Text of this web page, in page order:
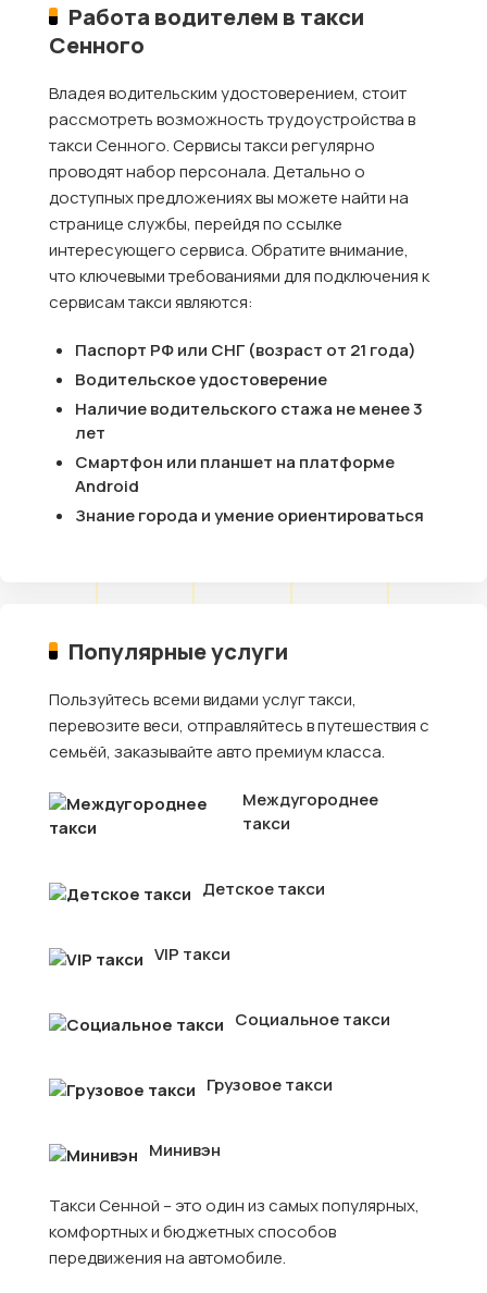
Работа водителем в такси
Сенного
Владея водительским удостоверением, стоит
рассмотреть возможность трудоустройства в
такси Сенного. Сервисы такси регулярно
проводят набор персонала. Детально о
доступных предложениях вы можете найти на
странице службы, перейдя по ссылке
интересующего сервиса. Обратите внимание,
что ключевыми требованиями для подключения к
сервисам такси являются:
Паспорт РФ или СНГ (возраст от 21 года)
Водительское удостоверение
Наличие водительского стажа не менее 3
лет
Смартфон или планшет на платформе
Android
Знание города и умение ориентироваться
Популярные услуги
Пользуйтесь всеми видами услуг такси,
перевозите веси, отправляйтесь в путешествия с
семьёй, заказывайте авто премиум класса.
Междугороднее
такси
Детское такси
VIP такси
Социальное такси
Грузовое такси
Минивэн
Такси Сенной – это один из самых популярных,
комфортных и бюджетных способов
передвижения на автомобиле.